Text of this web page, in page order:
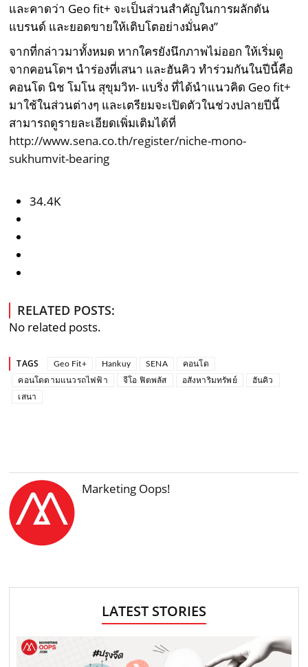
และคาดว่า Geo fit+ จะเป็นส่วนสำคัญในการผลักดัน
แบรนด์ และยอดขายให้เติบโตอย่างมั่นคง”
จากที่กล่าวมาทั้งหมด หากใครยังนึกภาพไม่ออก ให้เริ่มดู
จากคอนโดฯ นำร่องที่เสนา และฮันคิว ทำร่วมกันในปีนี้คือ
คอนโด นิช โมโน สุขุมวิท- แบริ่ง ที่ได้นำแนวคิด Geo fit+
มาใช้ในส่วนต่างๆ และเตรียมจะเปิดตัวในช่วงปลายปีนี้
สามารถดูรายละเอียดเพิ่มเติมได้ที่
http://www.sena.co.th/register/niche-mono-
sukhumvit-bearing
34.4K
RELATED POSTS:
No related posts.
TAGS Geo Fit+ Hankuy SENA
คอนโด
คอนโดตามแนวรถไฟฟ้า
จีโอ ฟิตพลัส อสังหาริมทรัพย์
ฮันคิว
เสนา
Marketing Oops!
LATEST STORIES